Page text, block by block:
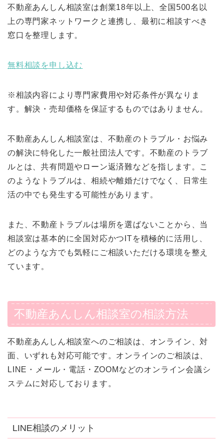
不動産あんしん相談室は創業18年以上、全国500名以
上の専門家ネットワークと連携し、最初に相談すべき
窓口を整理します。
無料相談を申し込む
※相談内容により専門家費用や対応条件が異なりま
す。解決・売却価格を保証するものではありません。
不動産あんしん相談室は、不動産のトラブル・お悩み
の解決に特化した一般社団法人です。不動産のトラブ
ルとは、共有問題やローン返済難などを指します。こ
のようなトラブルは、相続や離婚だけでなく、日常生
活の中でも発生する可能性があります。
また、不動産トラブルは場所を選ばないことから、当
相談室は基本的に全国対応かつITを積極的に活用し、
どのような方でも気軽にご相談いただける環境を整え
ています。
不動産あんしん相談室の相談方法
不動産あんしん相談室へのご相談は、オンライン、対
面、いずれも対応可能です。オンラインのご相談は、
LINE・メール・電話・ZOOMなどのオンライン会議シ
ステムに対応しております。
LINE相談のメリット